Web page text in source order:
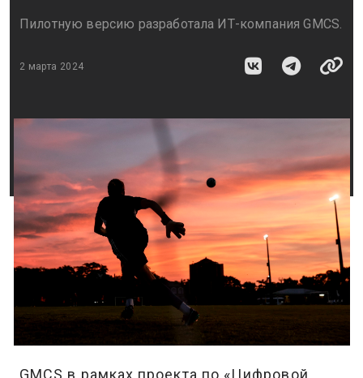
Пилотную версию разработала ИТ-компания GMCS.
2 марта 2024
GMCS в рамках проекта по «Цифровой